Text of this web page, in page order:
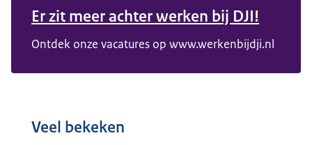
Er zit meer achter werken bij DJI!
Ontdek onze vacatures op www.werkenbijdji.nl
Veel bekeken